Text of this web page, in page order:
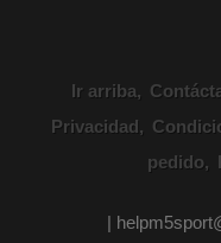
Ir arriba
Privacidad
pedido
|